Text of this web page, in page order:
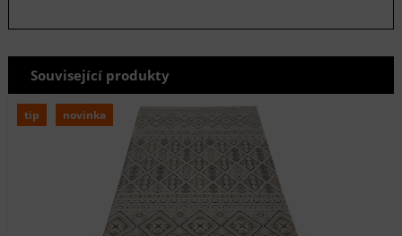
Související produkty
tip novinka